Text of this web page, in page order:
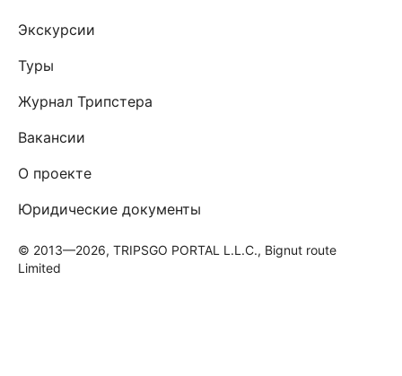
Экскурсии
Туры
Журнал Трипстера
Вакансии
О проекте
Юридические документы
© 2013—2026, TRIPSGO PORTAL L.L.C., Bignut route
Limited